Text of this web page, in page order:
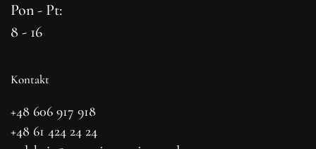
Pon - Pt:
8 - 16
Kontakt
+48 606 917 918
+48 61 424 24 24